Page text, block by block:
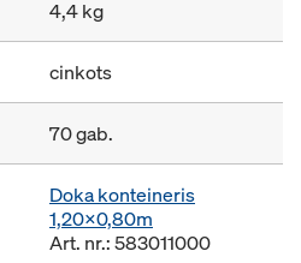
4,4 kg
cinkots
70 gab.
Doka konteineris
1,20x0,80m
Art. nr.: 583011000